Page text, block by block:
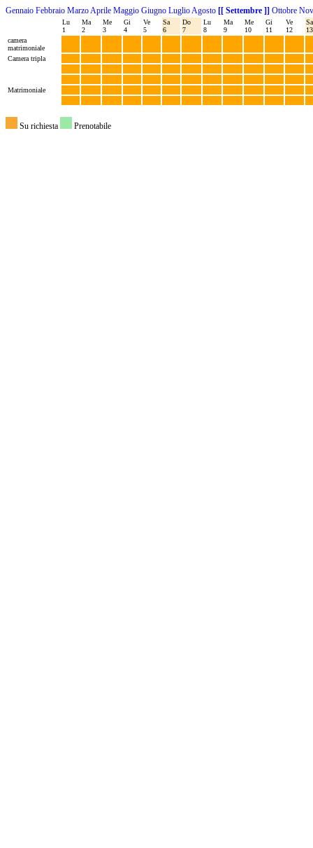
Gennaio Febbraio MarzoAprile Maggio Giugno LuglioAgosto [[ Settembre ]] Ottobre
Lu
1
Ma
2
Me
3
Gi
4
Ve
5
Sa
6
Do
7
Lu
8
Ma
9
Me
10
Gi
11
Ve
12
Sa
13
camera
matrimoniale
Camera tripla
Matrimoniale
Su richiesta Prenotabile